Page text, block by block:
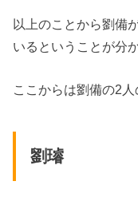
以上のことから劉備
いるということが分
ここからは劉備の2人
劉璿